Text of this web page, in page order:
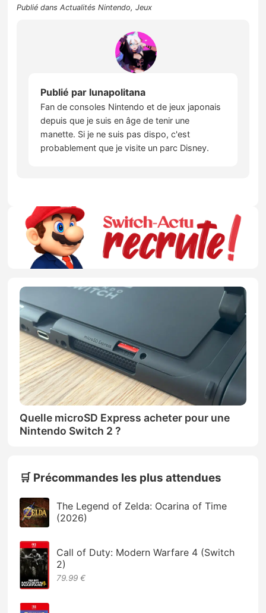
Publié dansActualités Nintendo,Jeux
Publié par lunapolitana
Fan de consoles Nintendo et de jeux japonais
depuis que je suis en âge de tenir une
manette. Si je ne suis pas dispo, c'est
probablement que je visite un parc Disney.
Quelle microSD Express acheter pour une
Nintendo Switch 2 ?
🛒 Précommandes les plus attendues
The Legend of Zelda: Ocarina of Time
(2026)
Call of Duty: Modern Warfare 4 (Switch
2)
79.99 €